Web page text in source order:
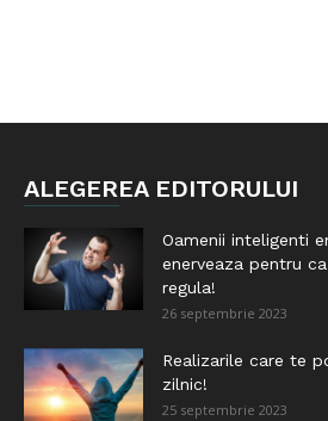
ALEGEREA EDITORULUI
Oamenii inteligenti
enerveaza pentru
regula!
26 septembrie 2023
Realizarile care te
zilnic!
25 septembrie 2023